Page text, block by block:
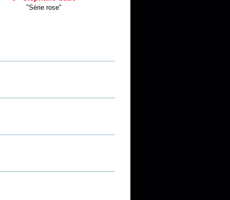
"Série rose"